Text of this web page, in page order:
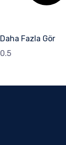
Daha Fazla Gör